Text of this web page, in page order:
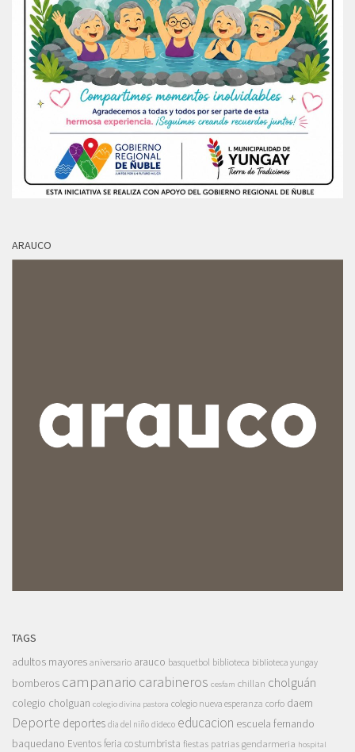
ARAUCO
TAGS
adultos mayores aniversario arauco basquetbol biblioteca biblioteca yungay
bomberos campanario carabineros cesfam chillan cholguán
colegio cholguan colegio divina pastora colegio nueva esperanza corfo daem
Deporte deportes dia del niño dideco educacion escuela fernando
baquedano Eventosferia costumbrista fiestas patrias gendarmeria hospital